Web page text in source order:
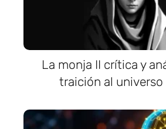
La monja II crítica y
traición al universo